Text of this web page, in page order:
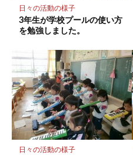
日々の活動の様子
3年生が学校プールの使い方
を勉強しました。
日々の活動の様子